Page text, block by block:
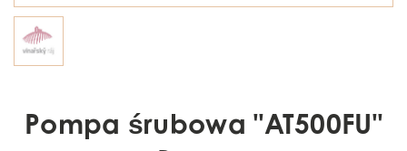
Pompa śrubowa "AT500FU"